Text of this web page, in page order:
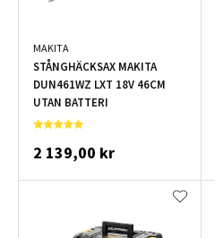
MAKITA
STÅNGHÄCKSAX MAKITA
DUN461WZ LXT 18V 46CM
UTAN BATTERI
2 139,00 kr